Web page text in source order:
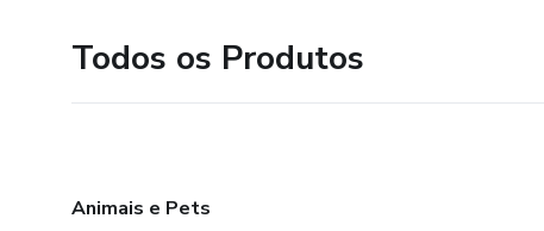
Todos os Produtos
Animais e Pets